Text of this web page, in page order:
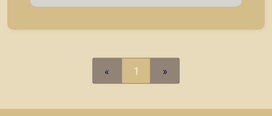
imóvel entre em contato com a Piramid Imóveis,
« 1 »